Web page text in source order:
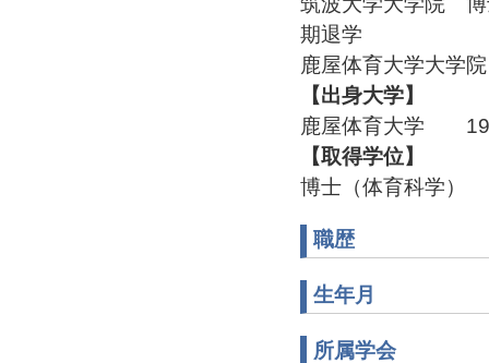
期退学
鹿屋体育大学大
【出身大学】
鹿屋体育大学
【取得学位】
博士（体育科学）
職歴
生年月
所属学会